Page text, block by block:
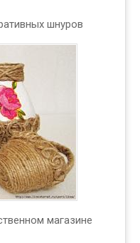
шнуров
магазине